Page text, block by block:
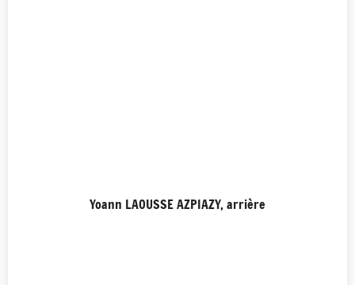
Yoann LAOUSSE AZPIAZY, arrière